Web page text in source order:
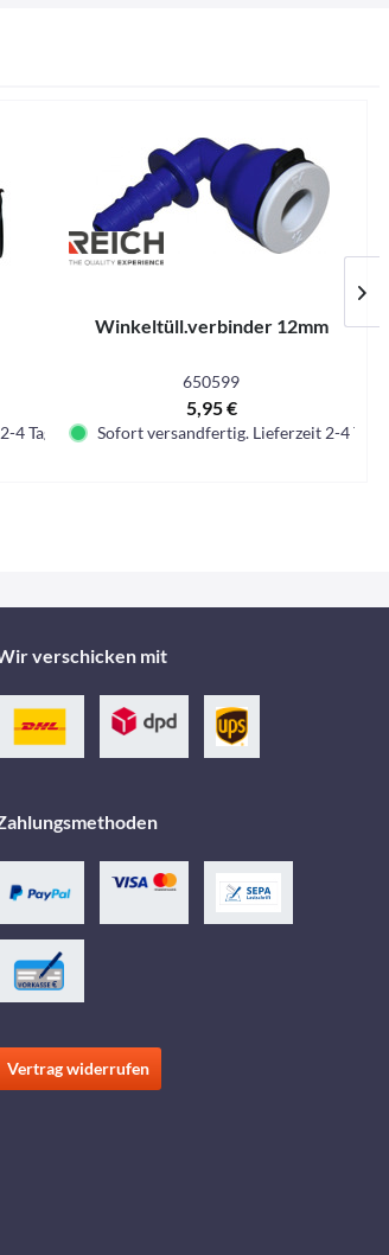
Tage.
Winkeltüll.verbinder 12mm
650599
5,95 €
Sofort versandfertig. Lieferzeit 2-4 Tage.
verschicken mit
Vertrag widerrufen